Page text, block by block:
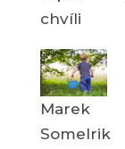
chvíli
Marek
Somelrik